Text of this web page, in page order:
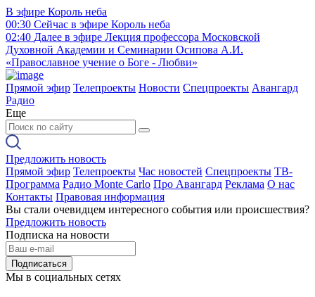
В эфире Король неба
00:30 Сейчас в эфире Король неба
02:40 Далее в эфире Лекция профессора Московской
Духовной Академии и Семинарии Осипова А.И.
«Православное учение о Боге - Любви»
Прямой эфир Телепроекты Новости Спецпроекты Авангард
Радио
Еще
Предложить новость
Прямой эфир Телепроекты Час новостей Спецпроекты ТВ-
Программа Радио Monte Carlo Про Авангард Реклама О нас
Контакты Правовая информация
Вы стали очевидцем интересного события или происшествия?
Предложить новость
Подписка на новости
Подписаться
Мы в социальных сетях